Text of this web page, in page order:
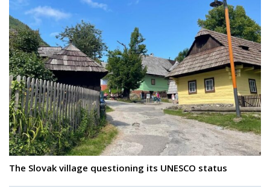
The Slovak village questioning its UNESCO status